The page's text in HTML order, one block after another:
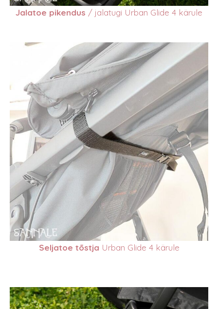
Jalatoe pikendus / jalatugi Urban Glide 4 kärule
Seljatoe tõstja Urban Glide 4 kärule